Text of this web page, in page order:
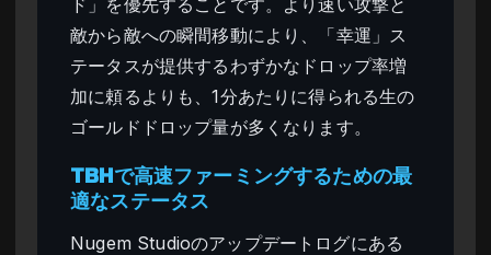
敵から敵への瞬間移動により、「幸運」ス
テータスが提供するわずかなドロップ率増
加に頼るよりも、1分あたりに得られる生の
ゴールドドロップ量が多くなります。
TBHで高速ファーミングするための最
適なステータス
Nugem Studioのアップデートログにある